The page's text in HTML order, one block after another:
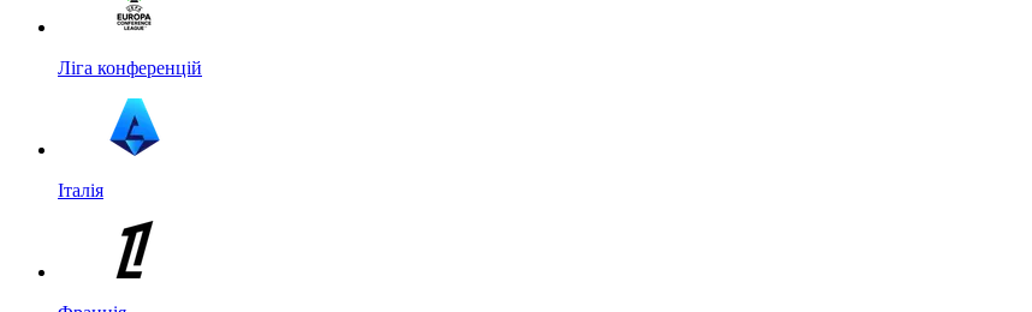
Ліга конференцій
Італія